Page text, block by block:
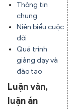
Thông tin
chung
Niên biểu cuộc
đời
Quá trình
giảng dạy và
đào tạo
Luận văn,
luận án